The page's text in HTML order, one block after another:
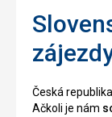
Česká
Ačkoli je nám